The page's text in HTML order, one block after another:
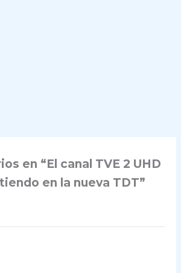
en “El canal TVE 2 UHD
en la nueva TDT”